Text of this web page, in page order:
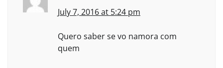
July 7, 2016 at 5:24 pm
Quero saber se vo namora com
quem